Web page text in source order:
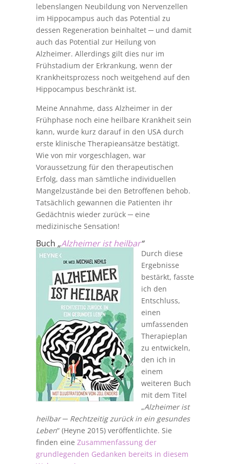
lebenslangen Neubildung von Nervenzellen
im Hippocampus auch das Potential zu
dessen Regeneration beinhaltet ─ und damit
auch das Potential zur Heilung von
Alzheimer. Allerdings gilt dies nur im
Frühstadium der Erkrankung, wenn der
Krankheitsprozess noch weitgehend auf den
Hippocampus beschränkt ist.
Meine Annahme, dass Alzheimer in der
Frühphase noch eine heilbare Krankheit sein
kann, wurde kurz darauf in den USA durch
erste klinische Therapieansätze bestätigt.
Wie von mir vorgeschlagen, war
Voraussetzung für den therapeutischen
Erfolg, dass man sämtliche individuellen
Mangelzustände bei den Betroffenen behob.
Tatsächlich gewannen die Patienten ihr
Gedächtnis wieder zurück ─ eine
medizinische Sensation!
Buch „Alzheimer ist heilbar“
Durch diese
Ergebnisse
bestärkt, fasste
ich den
Entschluss,
einen
umfassenden
Therapieplan
zu entwickeln,
den ich in
einem
weiteren Buch
mit dem Titel
„Alzheimer ist
heilbar ─ Rechtzeitig zurück in ein gesundes
Leben“ (Heyne 2015) veröffentlichte. Sie
finden eine Zusammenfassung der
grundlegenden Gedanken bereits in diesem